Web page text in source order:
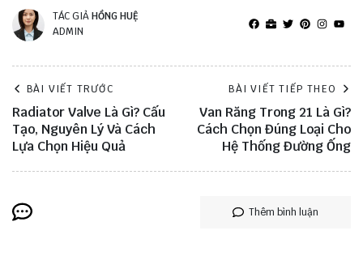
TÁC GIẢHỒNG HUỆ
ADMIN
BÀI VIẾT TRƯỚC
Radiator Valve Là Gì? Cấu
Tạo, Nguyên Lý Và Cách
Lựa Chọn Hiệu Quả
BÀI VIẾT TIẾP THEO
Van Răng Trong 21 Là Gì?
Cách Chọn Đúng Loại Cho
Hệ Thống Đường Ống
Thêm bình luận